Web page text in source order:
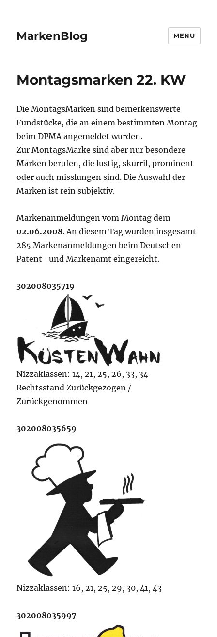
MarkenBlog MENU
Montagsmarken 22. KW
Die MontagsMarken sind bemerkenswerte
Fundstücke, die an einem bestimmten Montag
beim DPMA angemeldet wurden.
Zur MontagsMarke sind aber nur besondere
Marken berufen, die lustig, skurril, prominent
oder auch misslungen sind. Die Auswahl der
Marken ist rein subjektiv.
Markenanmeldungen vom Montag dem
02.06.2008. An diesem Tag wurden insgesamt
285 Markenanmeldungen beim Deutschen
Patent- und Markenamt eingereicht.
302008035719
Nizzaklassen: 14, 21, 25, 26, 33, 34
Rechtsstand Zurückgezogen /
Zurückgenommen
302008035659
Nizzaklassen: 16, 21, 25, 29, 30, 41, 43
302008035997